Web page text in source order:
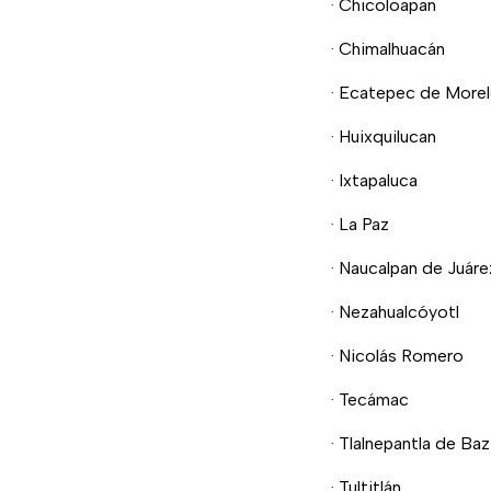
· Chicoloapan
· Chimalhuacán
· Ecatepec de
· Huixquilucan
· Ixtapaluca
· La Paz
· Naucalpan de
· Nezahualcóyotl
· Nicolás Romero
· Tecámac
· Tlalnepantla de Baz